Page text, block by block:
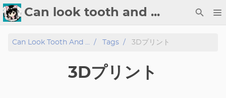
Can look tooth and ...
About
Can Look Tooth And ... Tags 3Dプリント
3Dプリント